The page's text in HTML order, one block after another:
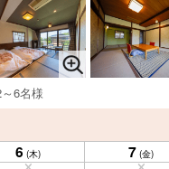
6名様
6 (木) 7 (金)